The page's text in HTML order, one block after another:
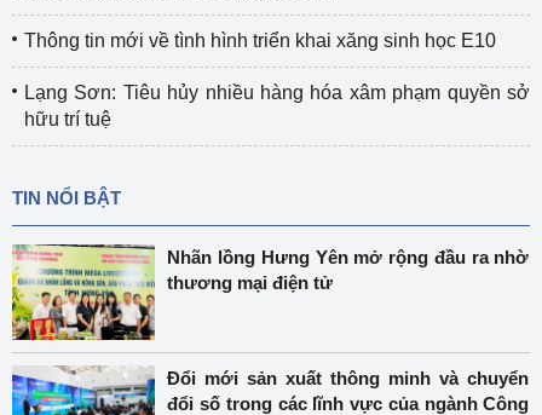
Thông tin mới về tình hình triển khai xăng sinh học E10
Lạng Sơn: Tiêu hủy nhiều hàng hóa xâm phạm quyền sở
hữu trí tuệ
TIN NỔI BẬT
Nhãn lồng Hưng Yên mở rộng đầu ra nhờ
thương mại điện tử
Đổi mới sản xuất thông minh và chuyển
đổi số trong các lĩnh vực của ngành Công